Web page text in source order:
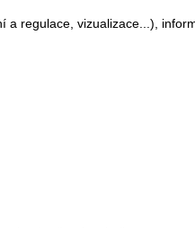
regulace, vizualizace...),